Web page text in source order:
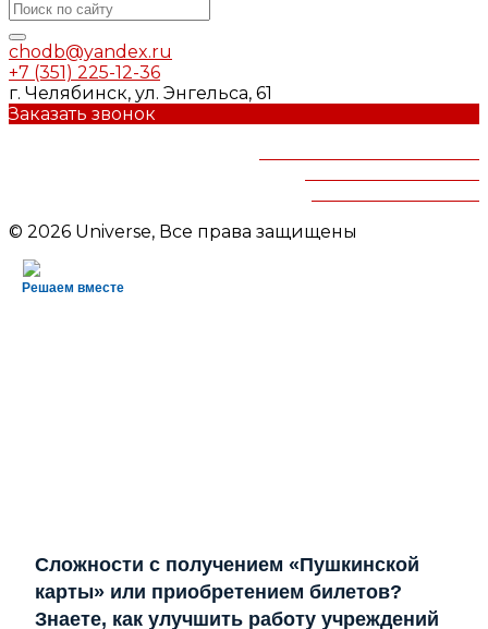
chodb@yandex.ru
+7 (351) 225-12-36
г. Челябинск, ул. Энгельса, 61
Заказать звонок
© 2026 Universe, Все права защищены
Решаем вместе
Сложности с получением «Пушкинской
карты» или приобретением билетов?
Знаете, как улучшить работу учреждений